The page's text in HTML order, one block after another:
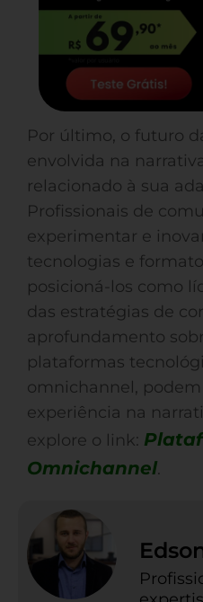
Por último, o futuro
envolvida na
relacionado à sua
Profissionais de
experimentar e
tecnologias e
posicioná-los como
das estratégias de
aprofundamento
plataformas
omnichannel, podem
experiência na
explore o link:
Omnichannel.